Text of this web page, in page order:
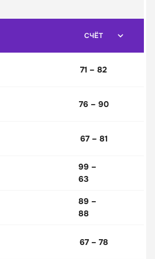
СЧЁТ
71 – 82
76 – 90
67 – 81
99 –
63
89 –
88
67 – 78